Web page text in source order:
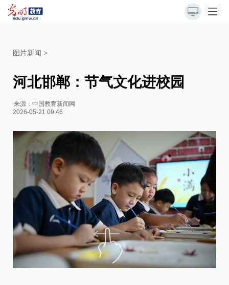
图片新闻 >
河北邯郸：节气文化进校园
来源：中国教育新闻网
2026-05-21 09:46